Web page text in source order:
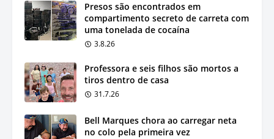
Presos são encontrados em
compartimento secreto de carreta com
uma tonelada de cocaína
3.8.26
Professora e seis filhos são mortos a
tiros dentro de casa
31.7.26
Bell Marques chora ao carregar neta
no colo pela primeira vez